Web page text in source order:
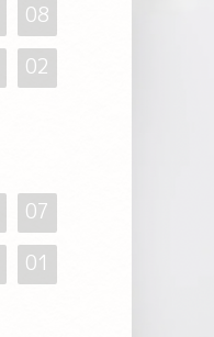
08
02
07
01